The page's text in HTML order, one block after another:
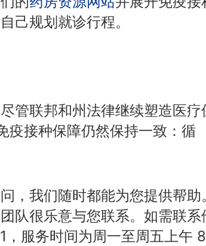
己规划就诊行程。
管联邦和州法律继续塑造医疗
接种保障仍然保持一致：循
，我们随时都能为您提供帮助
队很乐意与您联系。如需联系
，服务时间为周一至周五上午 8